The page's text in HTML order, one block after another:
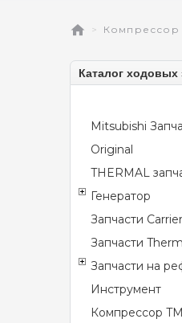
Компрессор
Каталог ходовых
Mitsubishi
Original
THERMAL
Генератор
Запчасти Carrier
Запчасти
Запчасти на
Инструмент
Компрессор